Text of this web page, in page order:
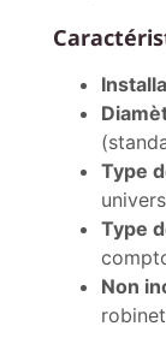
Type
Type
Non